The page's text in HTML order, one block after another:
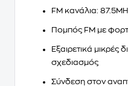
FM κανάλια:
Πομπός FM με
Εξαιρετικά μικρές
σχεδιασμός
Σύνδεση στον